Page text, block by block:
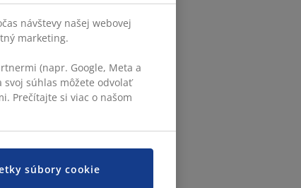
návštevy našej webovej
marketing.
(napr. Google, Meta a
svoj súhlas môžete odvolať
Prečítajte si viac o našom
súbory cookie